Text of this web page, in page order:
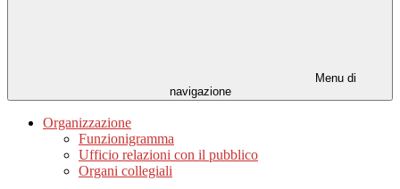
Menu di
navigazione
Organizzazione
Funzionigramma
Ufficio relazioni con il pubblico
Organi collegiali